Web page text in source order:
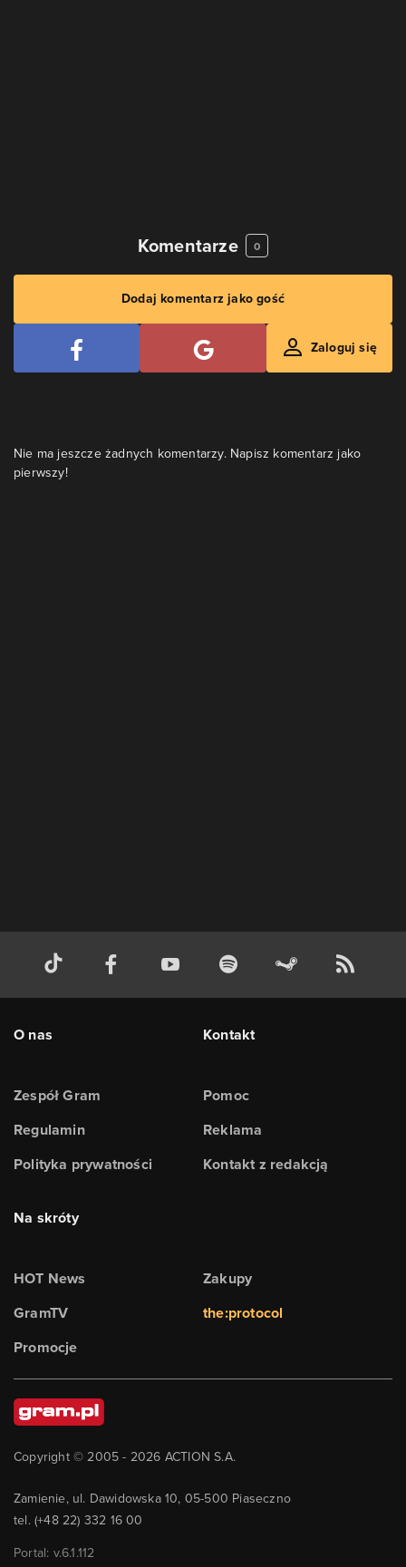
Komentarze 0
Dodaj komentarz jako gość
Zaloguj się
Nie ma jeszcze żadnych komentarzy. Napisz komentarz jako
pierwszy!
O nas
Zespół Gram
Regulamin
Polityka prywatności
Kontakt
Pomoc
Reklama
Kontakt z redakcją
Na skróty
HOT News
GramTV
Promocje
Zakupy
the:protocol
Copyright © 2005 - 2026 ACTION S.A.
Zamienie, ul. Dawidowska 10, 05-500 Piaseczno
tel. (+48 22) 332 16 00
Portal: v.6.1.112